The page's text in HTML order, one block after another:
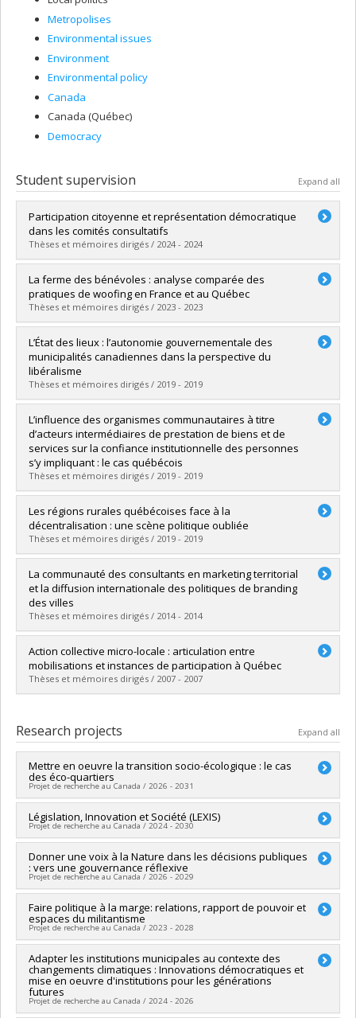
Metropolises
Environmental issues
Environment
Environmental policy
Canada
Canada (Québec)
Democracy
Student supervision Expand all
Participation citoyenne et représentation démocratique
dans les comités consultatifs
Thèses et mémoires dirigés / 2024 - 2024
Graduate :Décarie, Augustin
Cycle :Master's
Grade :M. Sc.
Lien vers le document dans Papyrus
La ferme des bénévoles : analyse comparée des
pratiques de woofing en France et au Québec
Thèses et mémoires dirigés / 2023 - 2023
Graduate :Lelièvre, Agathe
Cycle :Doctoral
Grade :Ph. D.
Lien vers le document dans Papyrus
L’État des lieux : l’autonomie gouvernementale des
municipalités canadiennes dans la perspective du
libéralisme
Thèses et mémoires dirigés / 2019 - 2019
Graduate :Morissette, Benoît
Cycle :Doctoral
Grade :Ph. D.
Lien vers le document dans Papyrus
L’influence des organismes communautaires à titre
d’acteurs intermédiaires de prestation de biens et de
services sur la confiance institutionnelle des personnes
s’y impliquant : le cas québécois
Thèses et mémoires dirigés / 2019 - 2019
Graduate : St-Jean, Kévin
Cycle :Master's
Grade :M. Sc.
Lien vers le document dans Papyrus
Les régions rurales québécoises face à la
décentralisation : une scène politique oubliée
Thèses et mémoires dirigés / 2019 - 2019
Graduate :Labelle, Mathieu
Cycle :Master's
Grade :M. Sc.
Lien vers le document dans Papyrus
La communauté des consultants en marketing territorial
et la diffusion internationale des politiques de branding
des villes
Thèses et mémoires dirigés / 2014 - 2014
Graduate :Désilets, Véronique
Cycle :Master's
Grade :M. Sc.
Lien vers le document dans Papyrus
Action collective micro-locale : articulation entre
mobilisations et instances de participation à Québec
Thèses et mémoires dirigés / 2007 - 2007
Cycle :Master's
Grade :M. Sc.
Lien vers le document dans Papyrus
Research projects Expand all
Mettre en oeuvre la transition socio-écologique : le cas
des éco-quartiers
Projet de recherche au Canada / 2026 - 2031
Lead researcher :Laurence Bherer
Co-researchers : Geneviève CLOUTIER
Eve Bourgeois
Funding sources: CRSH/Conseil de recherches en sciences
humaines du Canada
Grant programs:PVXXXXXX-Subvention Savoir
Législation, Innovation et Société (LEXIS)
Projet de recherche au Canada / 2024 - 2030
Funding sources: CRSH/Conseil de recherches en sciences
humaines du Canada
Grant programs:
Donner une voix à la Nature dans les décisions publiques
: vers une gouvernance réflexive
Projet de recherche au Canada / 2026 - 2029
Funding sources:CRSH/Conseil de recherches en sciences
humaines du Canada
Grant programs:
Faire politique à la marge: relations, rapport de pouvoir et
espaces du militantisme
Projet de recherche au Canada / 2023 - 2028
Lead researcher :Pascale Dufour
Co-researchers :Laurence Bherer,Francis Dupuis-Déri ,
Geneviève Pagé,Sophie Leblanc Van Neste ,Stéphane
Guimont-Marceau,Mélissa Blais,
Adapter les institutions municipales au contexte des
changements climatiques : Innovations démocratiques et
mise en oeuvre d'institutions pour les générations
futures
Projet de recherche au Canada / 2024 - 2026